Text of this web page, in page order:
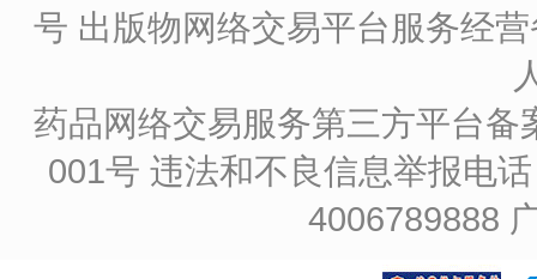
号 出版物网络交易平台服务经
药品网络交易服务第三方平台
001号 违法和不良信息举报电
4006789888